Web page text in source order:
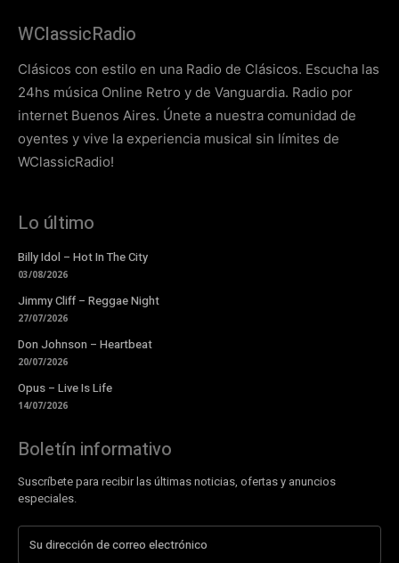
WClassicRadio
Clásicos con estilo en una Radio de Clásicos. Escucha las
24hs música Online Retro y de Vanguardia. Radio por
internet Buenos Aires. Únete a nuestra comunidad de
oyentes y vive la experiencia musical sin límites de
WClassicRadio!
Lo último
Billy Idol – Hot In The City
03/08/2026
Jimmy Cliff – Reggae Night
27/07/2026
Don Johnson – Heartbeat
20/07/2026
Opus – Live Is Life
14/07/2026
Boletín informativo
Suscríbete para recibir las últimas noticias, ofertas y anuncios
especiales.